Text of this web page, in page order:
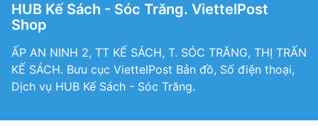
HUB Kế Sách - Sóc Trăng. ViettelPost
Shop
ẤP AN NINH 2, TT KẾ SÁCH, T. SÓC TRĂNG, THỊ TRẤN
KẾ SÁCH. Bưu cục ViettelPost Bản đồ, Số điện thoại,
Dịch vụ HUB Kế Sách - Sóc Trăng.